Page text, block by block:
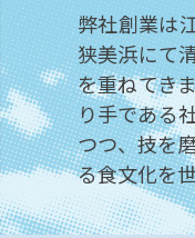
弊社創業は
狭美浜にて
を重ねてき
り手である
つつ、技を
る食文化を